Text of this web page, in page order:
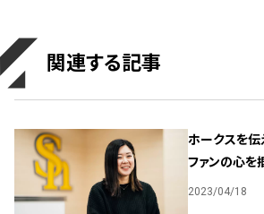
関連する記事
ホークスを伝
ファンの心を
2023/04/18